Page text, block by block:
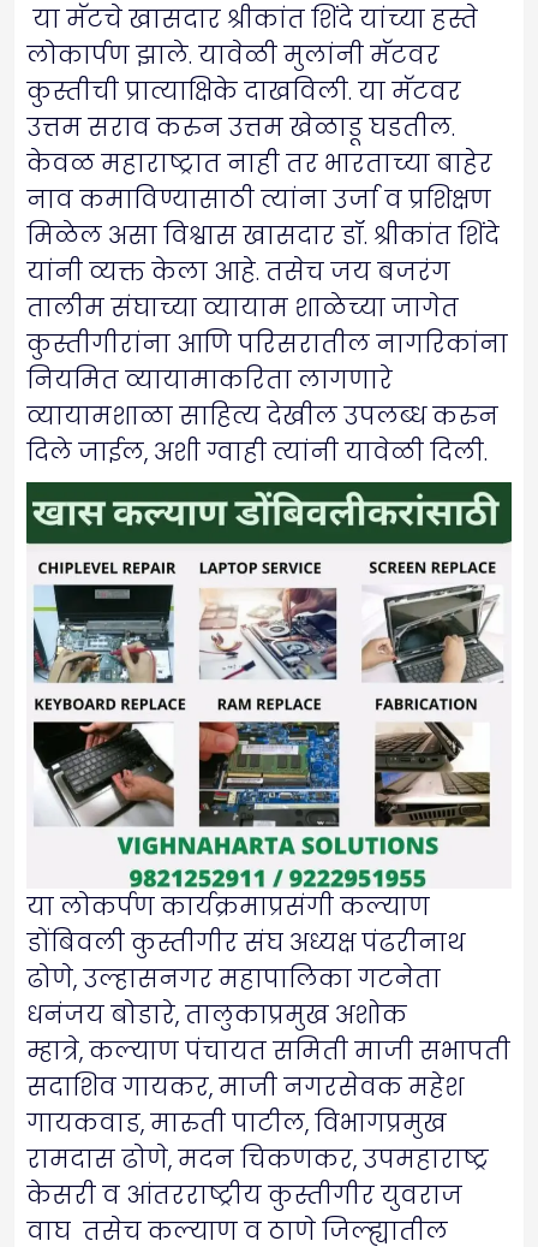
या मॅटचे खासदार श्रीकांत शिंदे यांच्या हस्ते
लोकार्पण झाले. यावेळी मुलांनी मॅटवर
कुस्तीची प्रात्याक्षिके दाखविली. या मॅटवर
उत्तम सराव करुन उत्तम खेळाडू घडतील.
केवळ महाराष्ट्रात नाही तर भारताच्या बाहेर
नाव कमाविण्यासाठी त्यांना उर्जा व प्रशिक्षण
मिळेल असा विश्वास खासदार डॉ. श्रीकांत शिंदे
यांनी व्यक्त केला आहे. तसेच जय बजरंग
तालीम संघाच्या व्यायाम शाळेच्या जागेत
कुस्तीगीरांना आणि परिसरातील नागरिकांना
नियमित व्यायामाकरिता लागणारे
व्यायामशाळा साहित्य देखील उपलब्ध करुन
दिले जाईल, अशी ग्वाही त्यांनी यावेळी दिली.
या लोकर्पण कार्यक्रमाप्रसंगी कल्याण
डोंबिवली कुस्तीगीर संघ अध्यक्ष पंढरीनाथ
ढोणे, उल्हासनगर महापालिका गटनेता
धनंजय बोडारे, तालुकाप्रमुख अशोक
म्हात्रे, कल्याण पंचायत समिती माजी सभापती
सदाशिव गायकर, माजी नगरसेवक महेश
गायकवाड, मारुती पाटील, विभागप्रमुख
रामदास ढोणे, मदन चिकणकर, उपमहाराष्ट्र
केसरी व आंतरराष्ट्रीय कुस्तीगीर युवराज
वाघ तसेच कल्याण व ठाणे जिल्ह्यातील